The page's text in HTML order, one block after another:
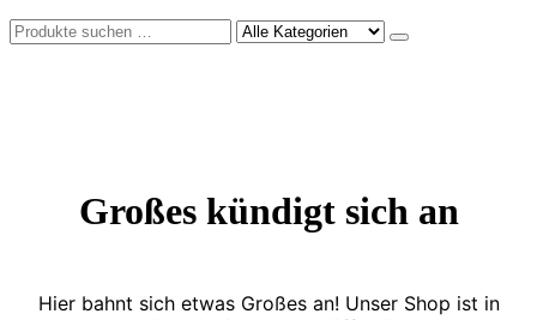
Großes kündigt sich an
Hier bahnt sich etwas Großes an! Unser Shop ist in